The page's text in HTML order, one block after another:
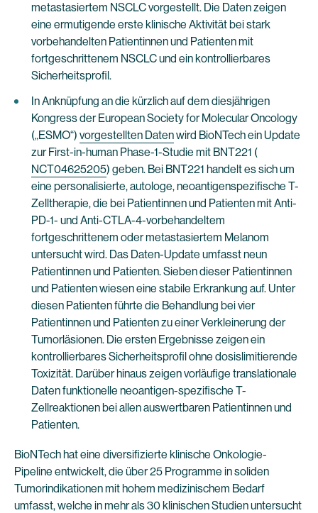
metastasiertem NSCLC vorgestellt. Die Daten zeigen
eine ermutigende erste klinische Aktivität bei stark
vorbehandelten Patientinnen und Patienten mit
fortgeschrittenem NSCLC und ein kontrollierbares
Sicherheitsprofil.
In Anknüpfung an die kürzlich auf dem diesjährigen
Kongress der European Society for Molecular Oncology
(„ESMO“) vorgestellten Datenwird BioNTech ein Update
zur First-in-human Phase-1-Studie mit BNT221 (
NCT04625205) geben. Bei BNT221 handelt es sich um
eine personalisierte, autologe, neoantigenspezifische T-
Zelltherapie, die bei Patientinnen und Patienten mit Anti-
PD-1- und Anti-CTLA-4-vorbehandeltem
fortgeschrittenem oder metastasiertem Melanom
untersucht wird. Das Daten-Update umfasst neun
Patientinnen und Patienten. Sieben dieser Patientinnen
und Patienten wiesen eine stabile Erkrankung auf. Unter
diesen Patienten führte die Behandlung bei vier
Patientinnen und Patienten zu einer Verkleinerung der
Tumorläsionen. Die ersten Ergebnisse zeigen ein
kontrollierbares Sicherheitsprofil ohne dosislimitierende
Toxizität. Darüber hinaus zeigen vorläufige translationale
Daten funktionelle neoantigen-spezifische T-
Zellreaktionen bei allen auswertbaren Patientinnen und
Patienten.
BioNTech hat eine diversifizierte klinische Onkologie-
Pipeline entwickelt, die über 25 Programme in soliden
Tumorindikationen mit hohem medizinischem Bedarf
umfasst, welche in mehr als 30 klinischen Studien untersucht